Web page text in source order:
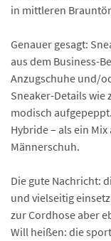
in mittleren
Genauer gesagt:
aus dem Business-
Anzugschuhe und/
Sneaker-Details wie
modisch
Hybride – als ein
Männerschuh.
Die gute Nachricht:
und vielseitig
zur Cordhose aber
Will heißen: die